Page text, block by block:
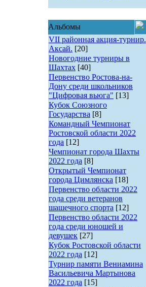
Альбомы
VII районная акция-турнир.
Аксай. [20]
Новогодние турниры в
Шахтах [40]
Первенство Ростова-на-
Дону среди школьников
"Цифровая вьюга" [13]
Кубок Союзного
Государства [8]
Командный Чемпионат
Ростовской области 2022
года [12]
Чемпионат города Шахты
2022 года [8]
Открытый Чемпионат
города Цимлянска [18]
Первенство области 2022
года среди ветеранов
шашечного спорта [12]
Первенство области 2022
года среди юношей и
девушек [27]
Кубок Ростовской области
2022 года [12]
Турнир памяти Вениамина
Васильевича Мартынова
2022 года [15]